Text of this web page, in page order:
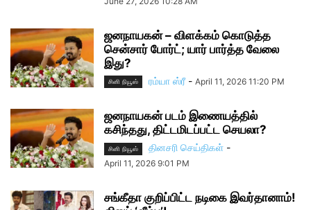
ஜனநாயகன் – விளக்கம் கொடுத்த
சென்சார் போர்ட்; யார் பார்த்த வேலை
இது?
சினி நியூஸ் ரம்யா ஸ்ரீ - April 11, 2026 11:20 PM
ஜனநாயகன் படம் இணையத்தில்
கசிந்தது, திட்டமிடப்பட்ட செயலா?
சினி நியூஸ் தினசரி செய்திகள் -
April 11, 2026 9:01 PM
சங்கீதா குறிப்பிட்ட நடிகை இவர்தானாம்!